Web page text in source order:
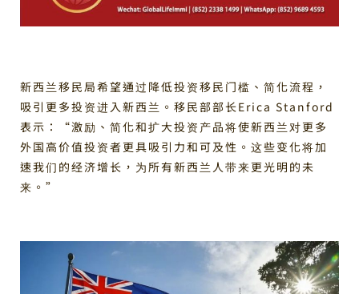
新西兰移民局希望通过降低投资移民门槛、简化流程，
吸引更多投资进入新西兰。移民部部长Erica Stanford
表示：“激励、简化和扩大投资产品将使新西兰对更多
外国高价值投资者更具吸引力和可及性。这些变化将加
速我们的经济增长，为所有新西兰人带来更光明的未
来。”